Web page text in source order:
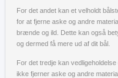
For det andet kan et velholdt
for at fjerne aske og andre
brænde og ild. Dette kan også
og dermed få mere ud af dit bål.
For det tredje kan
ikke fjerner aske og andre